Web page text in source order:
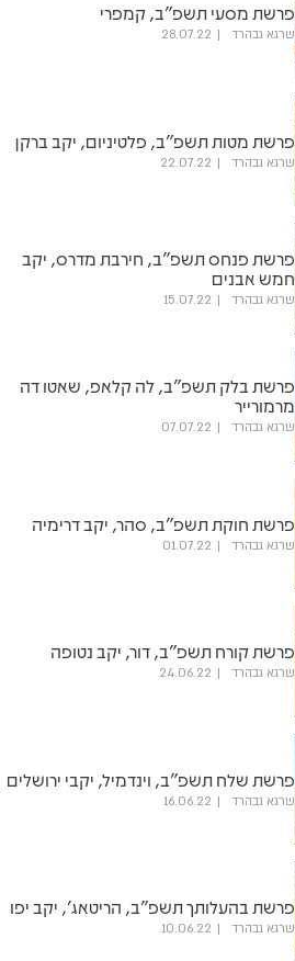
פרשת מסעי תשפ"ב, קמפרי
שרגא גבהרד 28.07.22
פרשת מטות תשפ"ב, פלטיניום, יקב ברקן
שרגא גבהרד 22.07.22
פרשת פנחס תשפ"ב, חירבת מדרס, יקב
חמש אבנים
שרגא גבהרד 15.07.22
פרשת בלק תשפ"ב, לה קלאפ, שאטו דה
מרמורייר
שרגא גבהרד 07.07.22
פרשת חוקת תשפ"ב, סהר, יקב דרימיה
שרגא גבהרד 01.07.22
פרשת קורח תשפ"ב, דור, יקב נטופה
שרגא גבהרד 24.06.22
פרשת שלח תשפ"ב, וינדמיל, יקבי ירושלים
שרגא גבהרד 16.06.22
פרשת בהעלותך תשפ"ב, הריטאג', יקב יפו
שרגא גבהרד 10.06.22